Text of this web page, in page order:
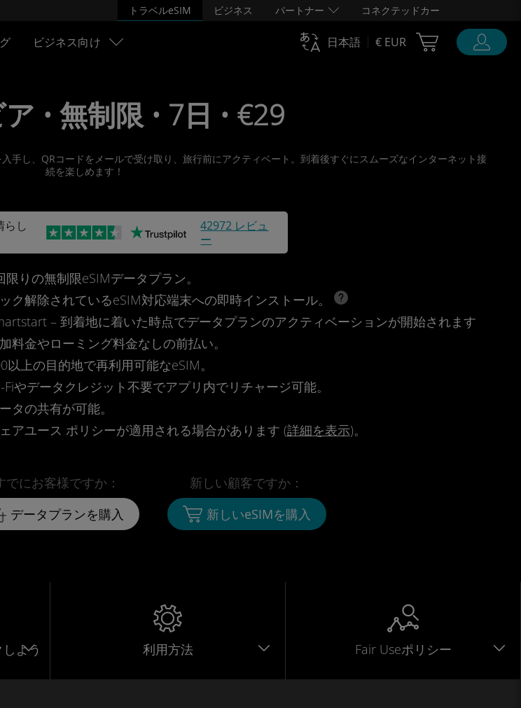
トラベルeSIM ビジネス パートナー コネクテッドカー
ビジネス向け 日本語 € EUR Cart Ubigi
• 無制限 • 7日 • €29
し、QRコードをメールで受け取り、旅行前にアクティベート。到着後すぐにスムーズなインターネット接
続を楽しめます！
らし
42972 レビュ
ー
限りの無制限eSIMデータプラン。
ク解除されているeSIM対応端末への即時インストール。
– 到着地に着いた時点でデータプランのアクティベーションが開始されます
料金やローミング料金なしの前払い。
以上の目的地で再利用可能なeSIM。
Fiやデータクレジット不要でアプリ内でリチャージ可能。
タの共有が可能。
アユース ポリシーが適用される場合があります (詳細を表示)。
でにお客様ですか：
データプランを購入
新しい顧客ですか：
新しいeSIMを購入
よう 利用方法 Fair Useポリシー